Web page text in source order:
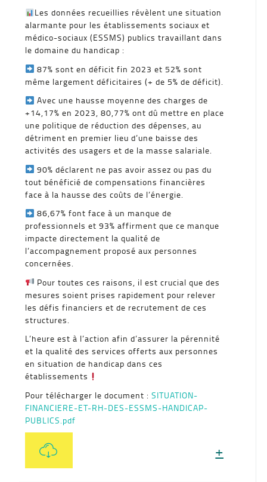
Les données recueillies révèlent une situation
alarmante pour les établissements sociaux et
médico-sociaux (ESSMS) publics travaillant dans
le domaine du handicap :
87% sont en déficit fin 2023 et 52% sont
même largement déficitaires (+ de 5% de déficit).
Avec une hausse moyenne des charges de
+14,17% en 2023, 80,77% ont dû mettre en place
une politique de réduction des dépenses, au
détriment en premier lieu d’une baisse des
activités des usagers et de la masse salariale.
90% déclarent ne pas avoir assez ou pas du
tout bénéficié de compensations financières
face à la hausse des coûts de l’énergie.
86,67% font face à un manque de
professionnels et 93% affirment que ce manque
impacte directement la qualité de
l’accompagnement proposé aux personnes
concernées.
Pour toutes ces raisons, il est crucial que des
mesures soient prises rapidement pour relever
les défis financiers et de recrutement de ces
structures.
L’heure est à l’action afin d’assurer la pérennité
et la qualité des services offerts aux personnes
en situation de handicap dans ces
établissements
Pour télécharger le document : SITUATION-
FINANCIERE-ET-RH-DES-ESSMS-HANDICAP-
PUBLICS.pdf
+